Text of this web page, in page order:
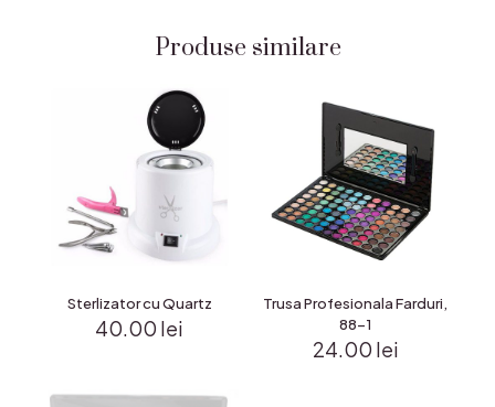
Produse similare
Sterlizator cu Quartz
40.00 lei
Trusa Profesionala Farduri,
88-1
24.00 lei